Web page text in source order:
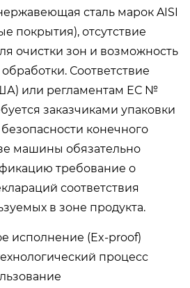
сталь марок AISI
покрытия), отсутствие
очистки зон и возможность
Соответствие
или регламентам ЕС №
заказчиками упаковки
безопасности конечного
машины обязательно
требование о
соответствия
в зоне продукта.
исполнение (Ex-proof)
процесс